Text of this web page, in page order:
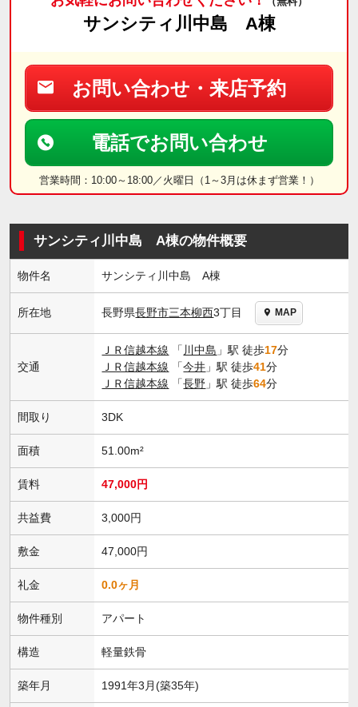
サンシティ川中島 A棟
お問い合わせ・来店予約
電話でお問い合わせ
営業時間：10:00～18:00／火曜日（1～3月は休まず営業！）
サンシティ川中島 A棟の物件概要
物件名 サンシティ川中島 A棟
所在地 長野県長野市三本柳西3丁目 MAP
交通
ＪＲ信越本線 「 川中島 」駅 徒歩17分
ＪＲ信越本線 「今井 」駅 徒歩41分
ＪＲ信越本線 「長野 」駅 徒歩64分
間取り 3DK
面積 51.00m²
賃料 47,000円
共益費 3,000円
敷金 47,000円
礼金 0.0ヶ月
物件種別 アパート
構造 軽量鉄骨
築年月 1991年3月(築35年)